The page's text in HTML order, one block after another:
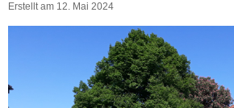
Erstellt am 12. Mai 2024